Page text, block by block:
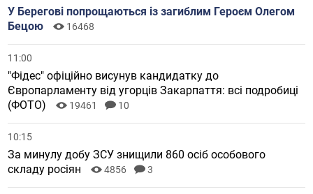
У Берегові попрощаються із загиблим Героєм Олегом
Бецою
16468
11:00
"Фідес" офіційно висунув кандидатку до
Європарламенту від угорців Закарпаття: всі подробиці
(ФОТО)
19461 10
10:15
За минулу добу ЗСУ знищили 860 осіб особового
складу росіян
4856 3